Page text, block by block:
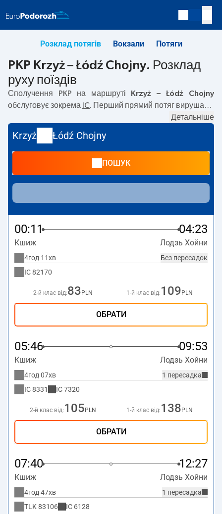
Розклад потягів Вокзали Потяги
PKP Krzyż – Łódź Chojny. Розклад
руху поїздів
Сполучення PKP на маршруті
Krzyż – Łódź Chojny
обслуговує зокрема IC
. Перший прямий потяг вирушає о
вирушає о 17:40. Найшвидший маршрут пропонує потяг
без пересадокKOZIOŁEK
03:43 . На маршрутіKrzyż–Łódź Chojnyкурсують також
— пропонують нижчу ціну квитка і
зазвичай довший час подорожі. Потяг завершує
маршрут на станції Łódź Chojny.
Детальніше
Krzyż Łódź Chojny
ПОШУК
00:11 04:23
Кшиж Лодзь Хойни
Без пересадок
4год 11хв
IC82170
2-й клас від:83 PLN 1-й клас від: 109 PLN
ОБРАТИ
05:46 09:53
Кшиж Лодзь Хойни
1 пересадка
4год 07хв
IC8331 IC7320
2-й клас від: 105 PLN 1-й клас від: 138 PLN
ОБРАТИ
07:40 12:27
Кшиж Лодзь Хойни
1 пересадка
4год 47хв
TLK 83106 IC 6128